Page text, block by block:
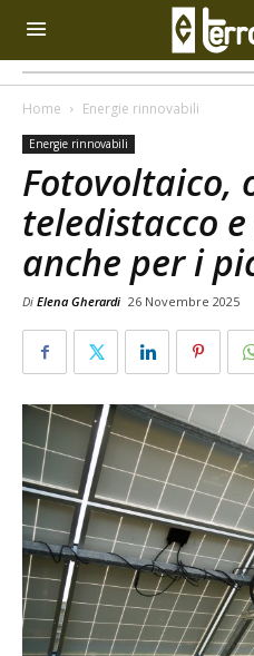
Home Energie rinnovabili
Energie rinnovabili
Fotovoltaico,
teledistacco
anche per i
Di Elena Gherardi 26 Novembre 2025